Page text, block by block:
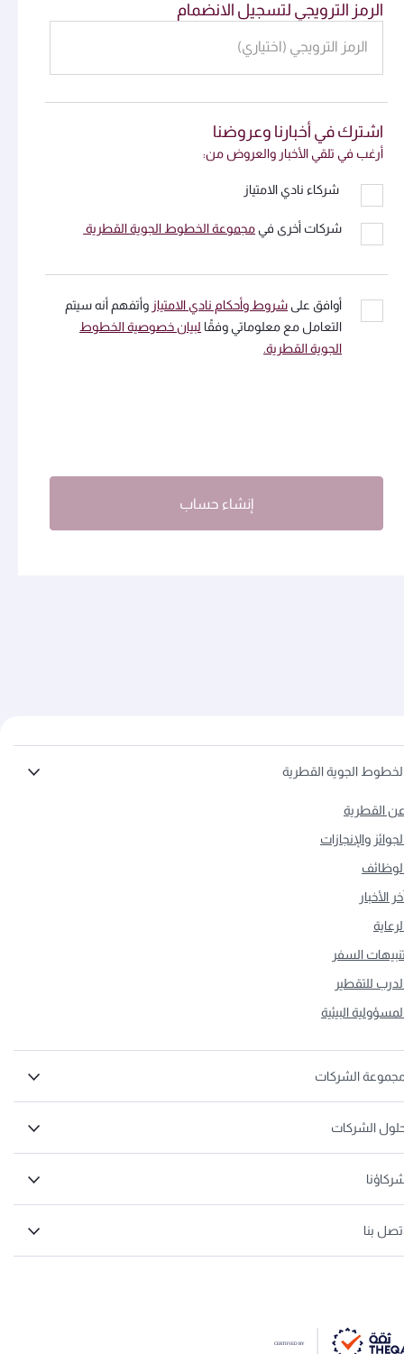
الرمز الترويجي لتسجيل الانضمام
الرمز الترويجي (اختياري)
اشترك في أخبارنا وعروضنا
أرغب في تلقي الأخبار والعروض من:
شركاء نادي الامتياز
شركات أخرى في مجموعة الخطوط الجوية القطرية
أوافق على شروط وأحكام نادي الامتياز وأتفهم أنه سيتم
التعامل مع معلوماتي وفقًا لبيان خصوصية الخطوط
الجوية القطرية.
إنشاء حساب
الجوية القطرية
القطرية
والإنجازات
الأخبار
السفر
للتقطير
البيئية
الشركات
الشركات
بنا